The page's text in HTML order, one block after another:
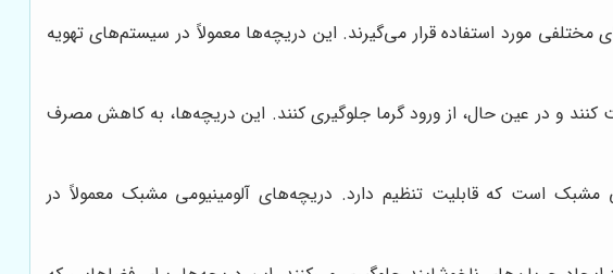
مورد استفاده قرار می‌گیرند. این دریچه‌ها معمولاً در سیستم‌های تهویه
و در عین حال، از ورود گرما جلوگیری کنند. این دریچه‌ها، به کاهش مصرف
است که قابلیت تنظیم دارد. دریچه‌های آلومینیومی مشبک معمولاً در